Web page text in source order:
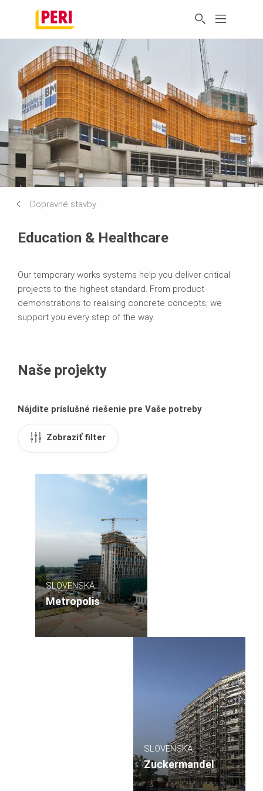
Dopravné stavby
Education & Healthcare
Our temporary works systems help you deliver critical
projects to the highest standard. From product
demonstrations to realising concrete concepts, we
support you every step of the way.
Naše projekty
Nájdite príslušné riešenie pre Vaše potreby
Zobraziť filter
SLOVENSKÁ
REPUBLIKA
Metropolis
SLOVENSKÁ
REPUBLIKA
Zuckermandel